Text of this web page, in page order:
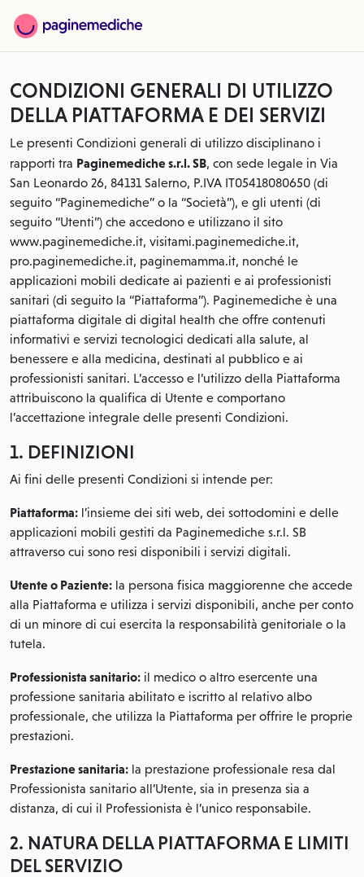
CONDIZIONI GENERALI DI UTILIZZO
DELLA PIATTAFORMA E DEI SERVIZI
Le presenti Condizioni generali di utilizzo disciplinano i
rapporti tra Paginemediche s.r.l. SB, con sede legale in Via
San Leonardo 26, 84131 Salerno, P.IVA IT05418080650 (di
seguito “Paginemediche” o la “Società”), e gli utenti (di
seguito “Utenti”) che accedono e utilizzano il sito
www.paginemediche.it, visitami.paginemediche.it,
pro.paginemediche.it, paginemamma.it, nonché le
applicazioni mobili dedicate ai pazienti e ai professionisti
sanitari (di seguito la “Piattaforma”). Paginemediche è una
piattaforma digitale di digital health che offre contenuti
informativi e servizi tecnologici dedicati alla salute, al
benessere e alla medicina, destinati al pubblico e ai
professionisti sanitari. L’accesso e l’utilizzo della Piattaforma
attribuiscono la qualifica di Utente e comportano
l’accettazione integrale delle presenti Condizioni.
1. DEFINIZIONI
Ai fini delle presenti Condizioni si intende per:
Piattaforma: l’insieme dei siti web, dei sottodomini e delle
applicazioni mobili gestiti da Paginemediche s.r.l. SB
attraverso cui sono resi disponibili i servizi digitali.
Utente o Paziente: la persona fisica maggiorenne che accede
alla Piattaforma e utilizza i servizi disponibili, anche per conto
di un minore di cui esercita la responsabilità genitoriale o la
tutela.
Professionista sanitario: il medico o altro esercente una
professione sanitaria abilitato e iscritto al relativo albo
professionale, che utilizza la Piattaforma per offrire le proprie
prestazioni.
Prestazione sanitaria: la prestazione professionale resa dal
Professionista sanitario all’Utente, sia in presenza sia a
distanza, di cui il Professionista è l’unico responsabile.
2. NATURA DELLA PIATTAFORMA E LIMITI
DEL SERVIZIO